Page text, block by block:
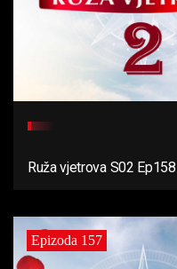
Ruža vjetrova S02 Ep158
Epizoda 157